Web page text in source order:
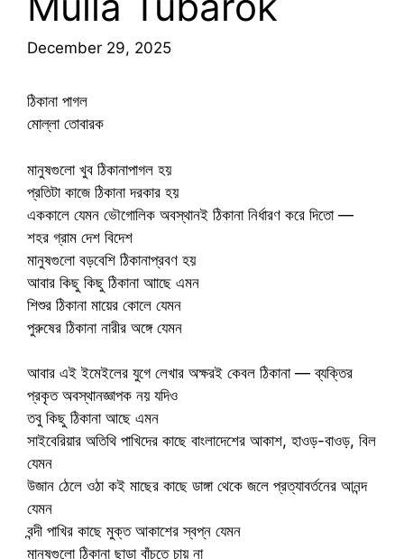
December 29, 2025
ঠিকানা পাগল
মোল্লা তোবারক
মানুষগুলো খুব ঠিকানাপাগল হয়
প্রতিটা কাজে ঠিকানা দরকার হয়
এককালে যেমন ভৌগোলিক অবস্থানই ঠিকানা নির্ধারণ করে দিতো —
শহর গ্রাম দেশ বিদেশ
মানুষগুলো বড়বেশি ঠিকানাপ্রবণ হয়
আবার কিছু কিছু ঠিকানা আাছে এমন
শিশুর ঠিকানা মায়ের কোলে যেমন
পুরুষের ঠিকানা নারীর অঙ্গে যেমন
আবার এই ইমেইলের যুগে লেখার অক্ষরই কেবল ঠিকানা — ব্যক্তির
প্রকৃত অবস্থানজ্ঞাপক নয় যদিও
তবু কিছু ঠিকানা আছে এমন
সাইবেরিয়ার অতিথি পাখিদের কাছে বাংলাদেশের আকাশ, হাওড়-বাওড়, বিল
যেমন
উজান ঠেলে ওঠা কই মাছের কাছে ডাঙ্গা থেকে জলে প্রত্যাবর্তনের আনন্দ
যেমন
বন্দী পাখির কাছে মুক্ত আকাশের স্বপ্ন যেমন
মানুষগুলো ঠিকানা ছাড়া বাঁচতে চায় না